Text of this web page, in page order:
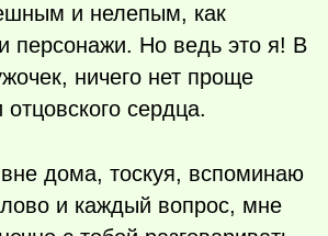
и нелепым, как
персонажи. Но ведь это я! В
ничего нет проще
сердца.
дома, тоскуя, вспоминаю
и каждый вопрос, мне